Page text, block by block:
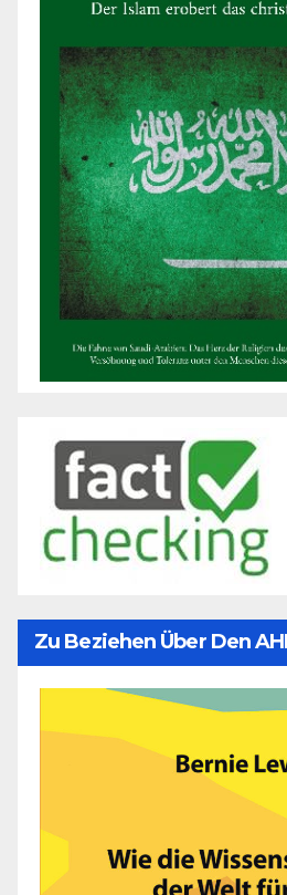
Zu Beziehen Über Den